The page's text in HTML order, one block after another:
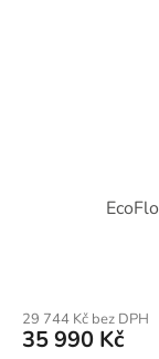
29 744 Kč bez DPH
35 990 Kč